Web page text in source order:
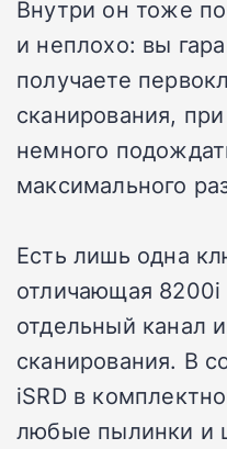
Внутри он тоже
и неплохо: вы
получаете
сканирования,
немного
максимального
Есть лишь одна
отличающая 8200i
отдельный канал
сканирования. В
iSRD в
любые пылинки и